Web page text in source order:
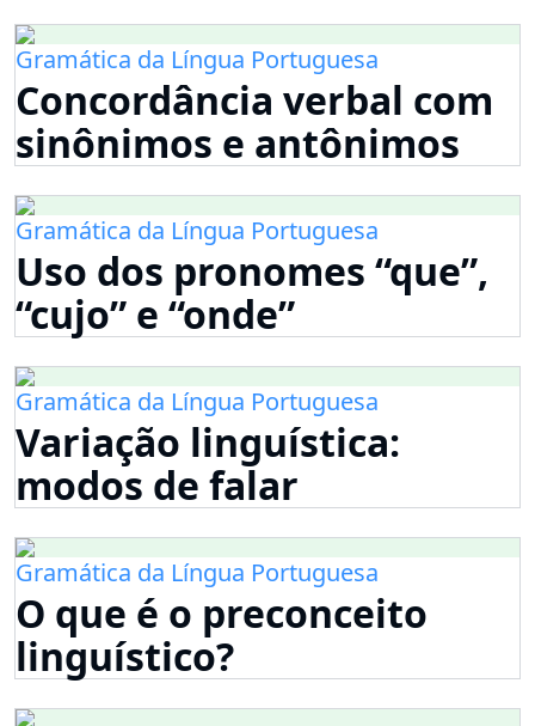
Gramática da Língua Portuguesa
Concordância verbal com
sinônimos e antônimos
Gramática da Língua Portuguesa
Uso dos pronomes “que”,
“cujo” e “onde”
Gramática da Língua Portuguesa
Variação linguística:
modos de falar
Gramática da Língua Portuguesa
O que é o preconceito
linguístico?